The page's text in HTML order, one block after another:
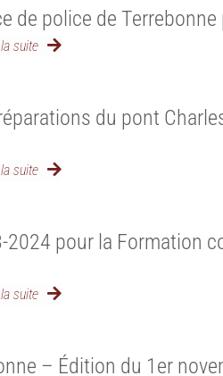
de police de
suite
du pont
suite
pour la Formation
suite
– Édition du 1er